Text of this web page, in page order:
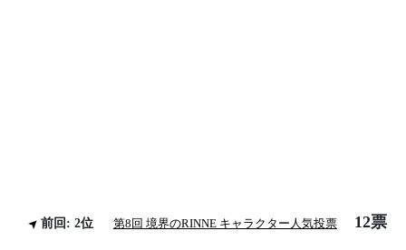
前回: 2位 第8回 境界のRINNE キャラクター人気投票 12票